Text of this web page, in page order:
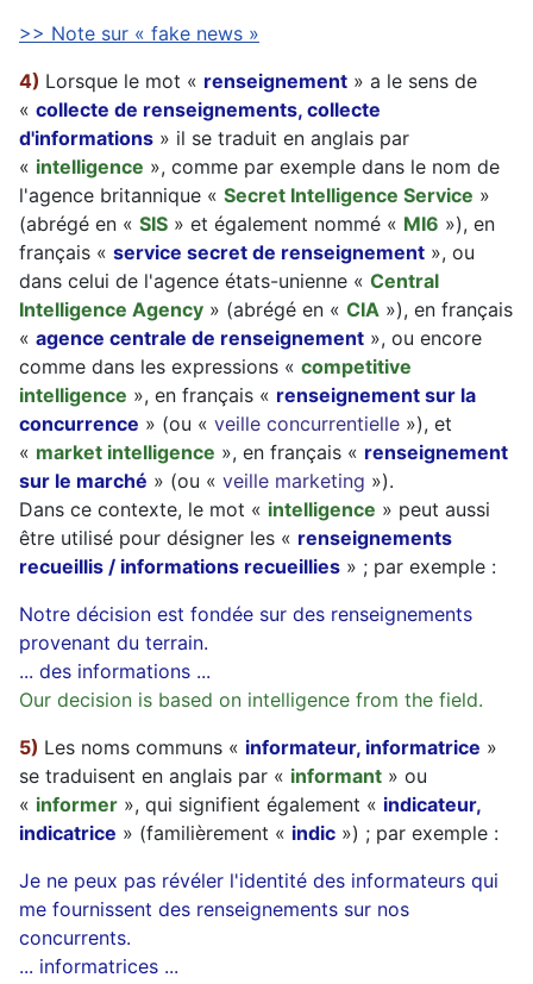
>> Note sur « fake news »
4) Lorsque le mot « renseignement » a le sens de
« collecte de renseignements, collecte
d'informations » il se traduit en anglais par
« intelligence », comme par exemple dans le nom de
l'agence britannique « Secret Intelligence Service »
(abrégé en « SIS » et également nommé « MI6 »), en
français « service secret de renseignement », ou
dans celui de l'agence états-unienne « Central
Intelligence Agency » (abrégé en « CIA »), en français
« agence centrale de renseignement », ou encore
comme dans les expressions « competitive
intelligence », en français « renseignement sur la
concurrence » (ou « veille concurrentielle »), et
« market intelligence », en français « renseignement
sur le marché » (ou « veille marketing »).
Dans ce contexte, le mot « intelligence » peut aussi
être utilisé pour désigner les « renseignements
recueillis / informations recueillies » ; par exemple :
Notre décision est fondée sur des renseignements
provenant du terrain.
... des informations ...
Our decision is based on intelligence from the field.
5) Les noms communs « informateur, informatrice »
se traduisent en anglais par « informant » ou
« informer », qui signifient également « indicateur,
indicatrice » (familièrement « indic ») ; par exemple :
Je ne peux pas révéler l'identité des informateurs qui
me fournissent des renseignements sur nos
concurrents.
... informatrices ...